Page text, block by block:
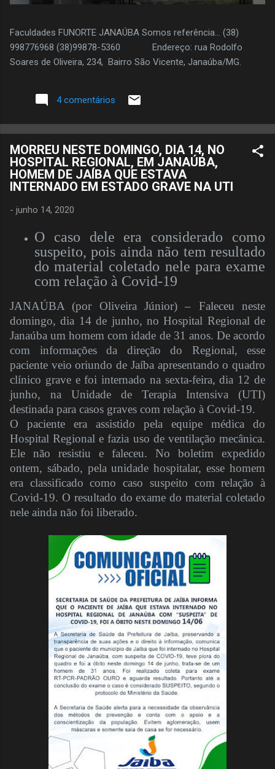
Faculdades FUNORTE JANAÚBA Somos referência... (38)
998776968 (38)99878-5360 Endereço: rua Rodolfo
Soares de Oliveira, 234, Bairro São Vicente, Janaúba/MG.
4 comentários
MORREU NESTE DOMINGO, DIA 14, NO
HOSPITAL REGIONAL, EM JANAÚBA,
HOMEM DE JAÍBA QUE ESTAVA
INTERNADO EM ESTADO GRAVE NA UTI
- junho 14, 2020
O caso dele era considerado como
suspeito, pois ainda não tem resultado
do material coletado nele para exame
com relação à Covid-19
JANAÚBA (por Oliveira Júnior) – Faleceu neste
domingo, dia 14 de junho, no Hospital Regional de
Janaúba um homem com idade de 31 anos. De acordo
com informações da direção do Regional, esse
paciente veio oriundo de Jaíba apresentando o quadro
clínico grave e foi internado na sexta-feira, dia 12 de
junho, na Unidade de Terapia Intensiva (UTI)
destinada para casos graves com relação à Covid-19.
O paciente era assistido pela equipe médica do
Hospital Regional e fazia uso de ventilação mecânica.
Ele não resistiu e faleceu. No boletim expedido
ontem, sábado, pela unidade hospitalar, esse homem
era classificado como caso suspeito com relação à
Covid-19. O resultado do exame do material coletado
nele ainda não foi liberado.